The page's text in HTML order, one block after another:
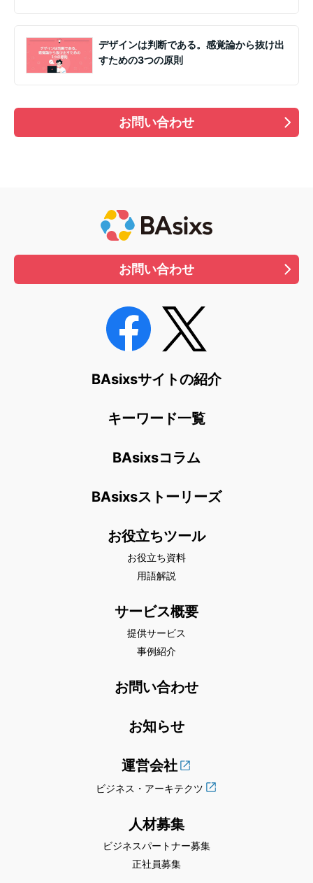
デザインは判断である。感覚論から抜け出
すための3つの原則
お問い合わせ
お問い合わせ
BAsixsサイトの紹介
キーワード一覧
BAsixsコラム
BAsixsストーリーズ
お役立ちツール
お役立ち資料
用語解説
サービス概要
提供サービス
事例紹介
お問い合わせ
お知らせ
運営会社
ビジネス・アーキテクツ
人材募集
ビジネスパートナー募集
正社員募集